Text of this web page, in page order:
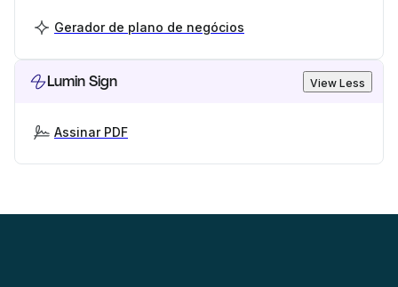
Gerador de plano de negócios
Lumin Sign View Less
Assinar PDF